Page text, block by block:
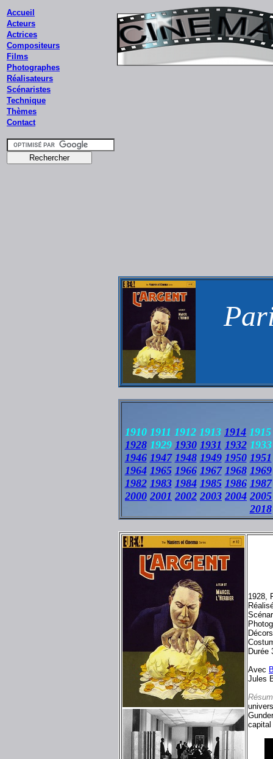
Accueil
Acteurs
Actrices
Compositeurs
Films
Photographes
Réalisateurs
Scénaristes
Technique
Thèmes
Contact
1910 1911 1912 1913 1914
19281929 1930 1931 1932
1946 1947 1948 1949 1950 1951
1964 1965 1966 1967 1968 1969
1982 1983 1984 1985 1986 1987
2000 2001 2002 2003 2004 2005
2018
1928,
Durée
Avec
Jules
capital